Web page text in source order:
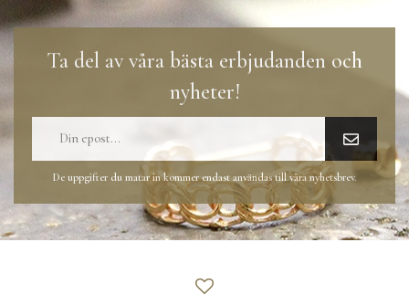
Ta del av våra bästa erbjudanden och
nyheter!
De uppgifter du matar in kommer endast användas till våra nyhetsbrev.